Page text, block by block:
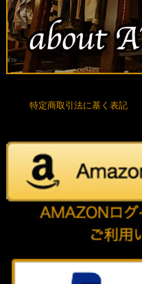
特定商取引法に基く表記